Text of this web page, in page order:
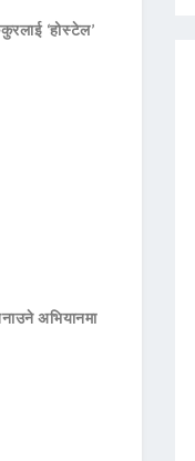
‘होस्टेल’
अभियानमा